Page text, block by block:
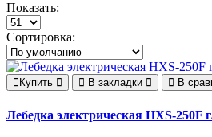
Показать:
Сортировка:
Купить В закладки В
Лебедка электрическая HXS-250F